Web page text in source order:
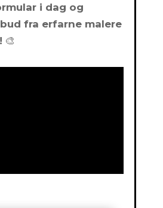
i dag og
fra erfarne malere
🎨